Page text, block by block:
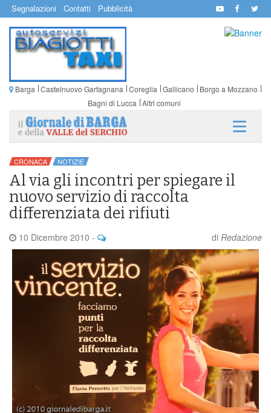
Segnalazioni Contatti Pubblicità
Barga Castelnuovo Garfagnana Coreglia Gallicano
Borgo a Mozzano
Bagni di Lucca Altri comuni
CRONACA NOTIZIE
Al via gli incontri per spiegare il
nuovo servizio di raccolta
differenziata dei rifiuti
10 Dicembre 2010 - di Redazione